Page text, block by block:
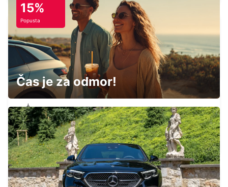
DUISBURG
DUISBURG - GERMANY
BOCHUM
BOCHUM - GERMANY
15%
Popusta
Čas je za odmor!